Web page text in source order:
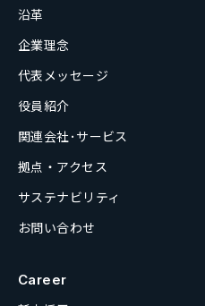
沿革
企業理念
代表メッセージ
役員紹介
関連会社･サービス
拠点・アクセス
サステナビリティ
お問い合わせ
Career